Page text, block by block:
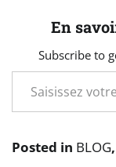
En
Subscribe to
Saisissez votre adresse e-mail…
Posted in BLOG,